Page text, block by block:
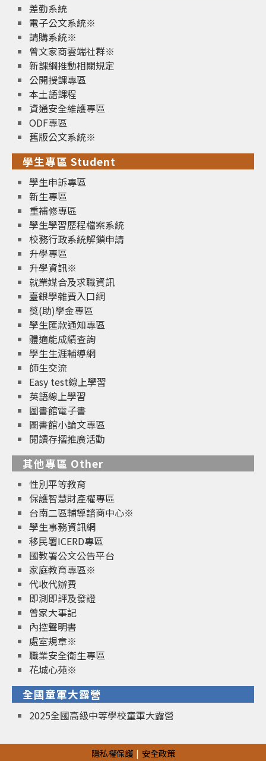
差勤系統
電子公文系統※
請購系統※
曾文家商雲端社群※
新課綱推動相關規定
公開授課專區
本土語課程
資通安全維護專區
ODF專區
舊版公文系統※
學生專區 Student
學生申訴專區
新生專區
重補修專區
學生學習歷程檔案系統
校務行政系統解鎖申請
升學專區
升學資訊※
就業媒合及求職資訊
臺銀學雜費入口網
獎(助)學金專區
學生匯款通知專區
體適能成績查詢
學生生涯輔導網
師生交流
Easy test線上學習
英語線上學習
圖書館電子書
圖書館小論文專區
閱讀存摺推廣活動
其他專區 Other
性別平等教育
保護智慧財產權專區
台南二區輔導諮商中心※
學生事務資訊網
移民署ICERD專區
國教署公文公告平台
家庭教育專區※
代收代辦費
即測即評及發證
曾家大事記
內控聲明書
處室規章※
職業安全衛生專區
花城心苑※
全國童軍大露營
2025全國高級中等學校童軍大露營
隱私權保護
安全政策